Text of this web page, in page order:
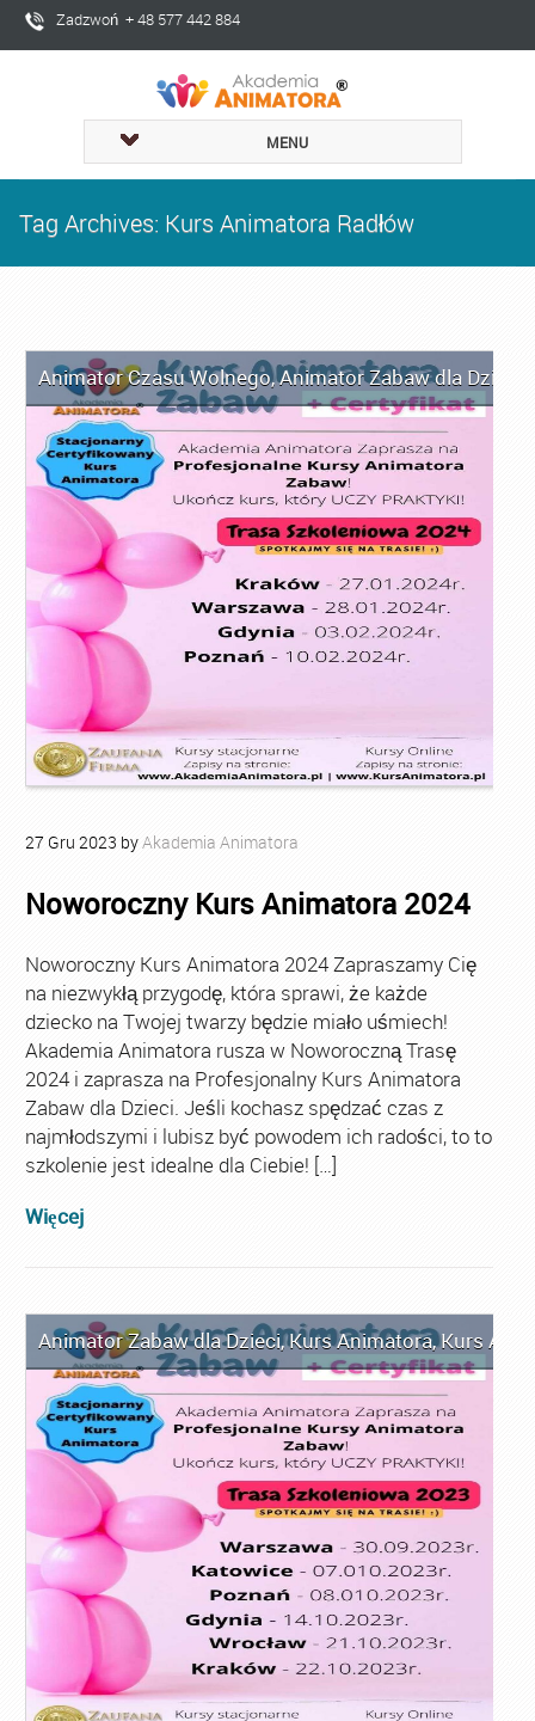
Zadzwoń + 48 577 442 884
MENU
Tag Archives: Kurs Animatora Radłów
Animator Czasu Wolnego,Animator Zabaw dla Dzieci
27 Gru 2023 byAkademia Animatora
Noworoczny Kurs Animatora 2024
Noworoczny Kurs Animatora 2024 Zapraszamy Cię
na niezwykłą przygodę, która sprawi, że każde
dziecko na Twojej twarzy będzie miało uśmiech!
Akademia Animatora rusza w Noworoczną Trasę
2024 i zaprasza na Profesjonalny Kurs Animatora
Zabaw dla Dzieci. Jeśli kochasz spędzać czas z
najmłodszymi i lubisz być powodem ich radości, to to
szkolenie jest idealne dla Ciebie! […]
Więcej
Animator Zabaw dla Dzieci,Kurs Animatora,Kurs